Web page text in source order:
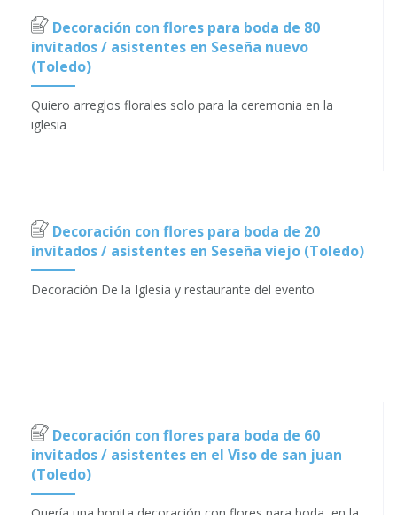
Decoración con flores para boda de 80
invitados / asistentes en Seseña nuevo
(Toledo)
Quiero arreglos florales solo para la ceremonia en la
iglesia
Decoración con flores para boda de 20
invitados / asistentes en Seseña viejo (Toledo)
Decoración De la Iglesia y restaurante del evento
Decoración con flores para boda de 60
invitados / asistentes en el Viso de san juan
(Toledo)